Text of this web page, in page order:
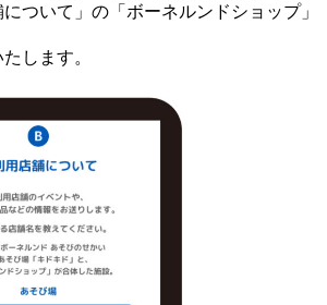
ついて」の「ボーネルンドショップ」
します。